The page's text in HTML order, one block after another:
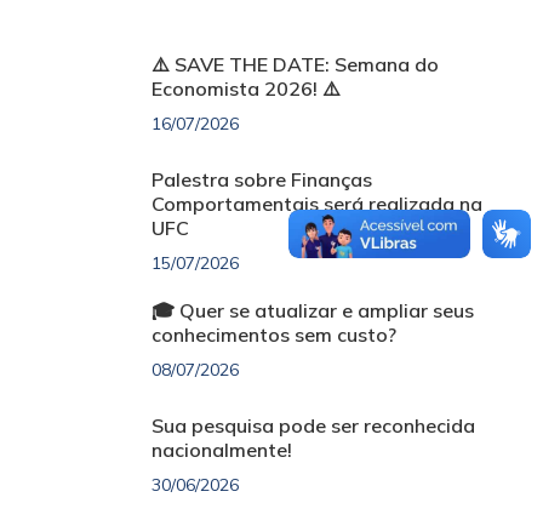
⚠️ SAVE THE DATE: Semana do
Economista 2026! ⚠️
16/07/2026
Palestra sobre Finanças
Comportamentais será realizada na
UFC
15/07/2026
🎓 Quer se atualizar e ampliar seus
conhecimentos sem custo?
08/07/2026
Sua pesquisa pode ser reconhecida
nacionalmente!
30/06/2026